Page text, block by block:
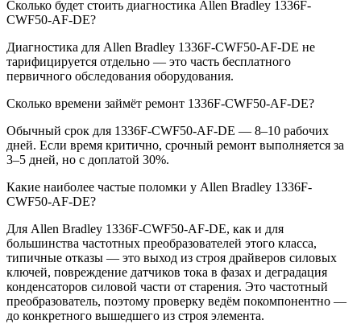
Сколько будет стоить диагностика Allen Bradley 1336F-
CWF50-AF-DE?
Диагностика для Allen Bradley 1336F-CWF50-AF-DE не
тарифицируется отдельно — это часть бесплатного
первичного обследования оборудования.
Сколько времени займёт ремонт 1336F-CWF50-AF-DE?
Обычный срок для 1336F-CWF50-AF-DE — 8–10 рабочих
дней. Если время критично, срочный ремонт выполняется за
3–5 дней, но с доплатой 30%.
Какие наиболее частые поломки у Allen Bradley 1336F-
CWF50-AF-DE?
Для Allen Bradley 1336F-CWF50-AF-DE, как и для
большинства частотных преобразователей этого класса,
типичные отказы — это выход из строя драйверов силовых
ключей, повреждение датчиков тока в фазах и деградация
конденсаторов силовой части от старения. Это частотный
преобразователь, поэтому проверку ведём покомпонентно —
до конкретного вышедшего из строя элемента.